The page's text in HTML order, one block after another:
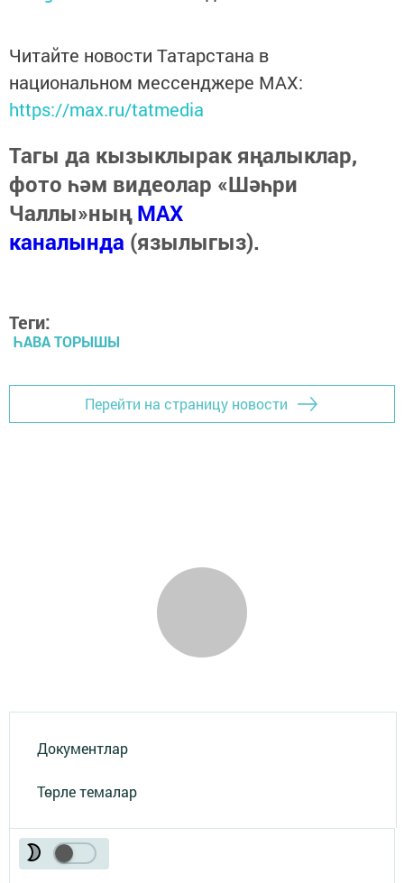
Читайте новости Татарстана в
национальном мессенджере MАХ:
https://max.ru/tatmedia
Тагы да кызыклырак яңалыклар,
фото һәм видеолар «Шәһри
Чаллы»ныңMAX
каналында (язылыгыз).
Теги:
ҺАВА ТОРЫШЫ
Перейти на страницу новости
Документлар
Төрле темалар